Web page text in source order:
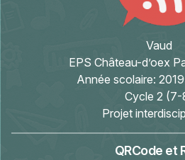
Vaud
EPS Château-d’oex
Année scolaire:
Cycle 2 (7-
Projet
QRCode et